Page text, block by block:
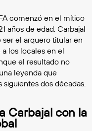
comenzó en el mítico
años de edad, Carbajal
el arquero titular en
los locales en el
el resultado no
leyenda que
dos décadas.
Carbajal con la